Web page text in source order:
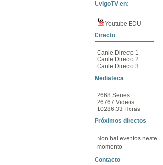
UvigoTV en:
Youtube EDU
Directo
Canle Directo 1
Canle Directo 2
Canle Directo 3
Mediateca
2668 Series
26767 Videos
10286.33 Horas
Próximos directos
Non hai eventos neste
momento
Contacto